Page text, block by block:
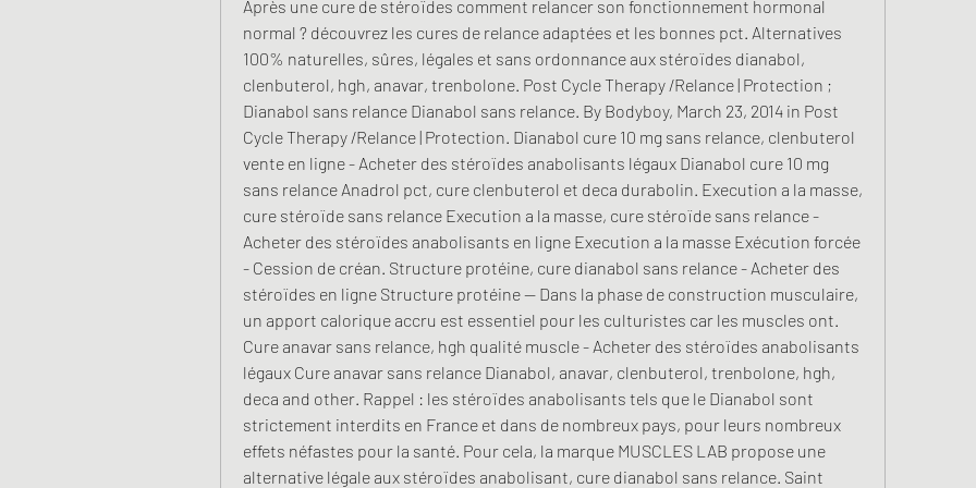
Après une cure de stéroïdes comment relancer son fonctionnement hormonal
normal ? découvrez les cures de relance adaptées et les bonnes pct. Alternatives
100% naturelles, sûres, légales et sans ordonnance aux stéroïdes dianabol,
clenbuterol, hgh, anavar, trenbolone. Post Cycle Therapy /Relance | Protection ;
Dianabol sans relance Dianabol sans relance. By Bodyboy, March 23, 2014 in Post
Cycle Therapy /Relance | Protection. Dianabol cure 10 mg sans relance, clenbuterol
vente en ligne - Acheter des stéroïdes anabolisants légaux Dianabol cure 10 mg
sans relance Anadrol pct, cure clenbuterol et deca durabolin. Execution a la masse,
cure stéroïde sans relance Execution a la masse, cure stéroïde sans relance -
Acheter des stéroïdes anabolisants en ligne Execution a la masse Exécution forcée
- Cession de créan. Structure protéine, cure dianabol sans relance - Acheter des
stéroïdes en ligne Structure protéine -- Dans la phase de construction musculaire,
un apport calorique accru est essentiel pour les culturistes car les muscles ont.
Cure anavar sans relance, hgh qualité muscle - Acheter des stéroïdes anabolisants
légaux Cure anavar sans relance Dianabol, anavar, clenbuterol, trenbolone, hgh,
deca and other. Rappel : les stéroïdes anabolisants tels que le Dianabol sont
strictement interdits en France et dans de nombreux pays, pour leurs nombreux
effets néfastes pour la santé. Pour cela, la marque MUSCLES LAB propose une
alternative légale aux stéroïdes anabolisant, cure dianabol sans relance. Saint